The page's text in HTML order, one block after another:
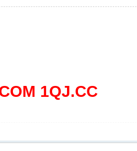
1QJ.CC